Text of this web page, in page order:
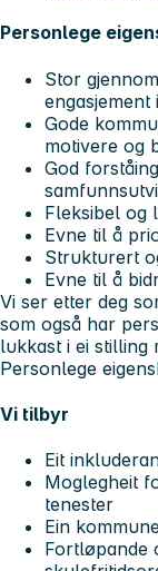
Personlege
Stor
Gode
motivere og
God
Fleksibel
Evne til å
Strukturert
Evne til å
Vi ser etter deg
som også har
lukkast i ei stilling
Personlege
Vi tilbyr
Eit
Moglegheit
tenester
Ein
Fortløpande